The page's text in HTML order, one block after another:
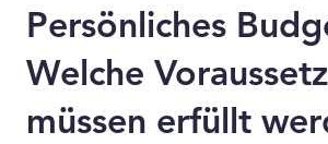
Persönliches
Welche
müssen erfüllt